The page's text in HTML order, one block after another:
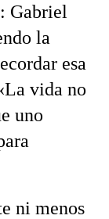
Gabriel
la
esa
vida no
uno
ni menos